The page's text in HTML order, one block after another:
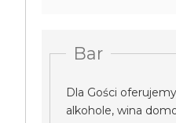
Bar
Dla Gości
alkohole, wina